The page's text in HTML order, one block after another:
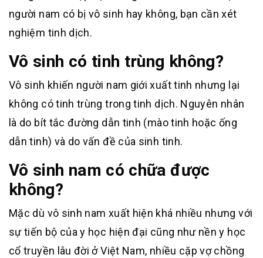
người nam có bị vô sinh hay không, bạn cần xét
nghiệm tinh dịch.
Vô sinh có tinh trùng không?
Vô sinh khiến người nam giới xuất tinh nhưng lại
không có tinh trùng trong tinh dịch. Nguyên nhân
là do bít tắc đường dẫn tinh (mào tinh hoặc ống
dẫn tinh) và do vấn đề của sinh tinh.
Vô sinh nam có chữa được
không?
Mặc dù vô sinh nam xuất hiện khá nhiều nhưng với
sự tiến bộ của y học hiện đại cũng như nền y học
cổ truyền lâu đời ở Việt Nam, nhiều cặp vợ chồng